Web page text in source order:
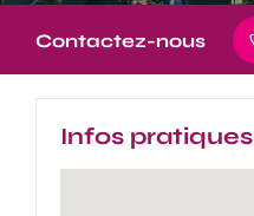
Contactez-nous
Infos pratiques